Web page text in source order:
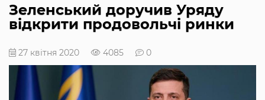
Зеленський доручив Уряду
відкрити продовольчі ринки
27 квітня 2020 4085 0